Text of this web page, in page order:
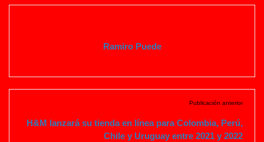
Ramiro Puede
Publicación anterior
H&M lanzará su tienda en línea para Colombia, Perú,
Chile y Uruguay entre 2021 y 2022